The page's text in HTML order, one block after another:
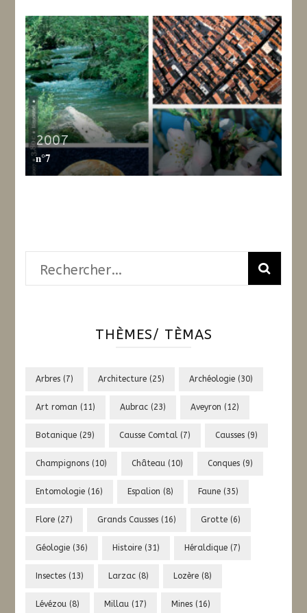
2007
n°7
Rechercher :
THÈMES/ TÈMAS
Arbres (7) Architecture (25) Archéologie (30)
Art roman (11) Aubrac (23) Aveyron (12)
Botanique (29) Causse Comtal (7) Causses (9)
Champignons (10) Château (10) Conques (9)
Entomologie (16) Espalion (8) Faune (35)
Flore (27) Grands Causses (16) Grotte (6)
Géologie (36) Histoire (31) Héraldique (7)
Insectes (13) Larzac (8) Lozère (8)
Lévézou (8) Millau (17) Mines (16)